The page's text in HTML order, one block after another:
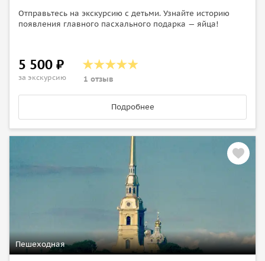
Отправьтесь на экскурсию с детьми. Узнайте историю
появления главного пасхального подарка — яйца!
5 500 ₽
за экскурсию 1 отзыв
Подробнее
Пешеходная